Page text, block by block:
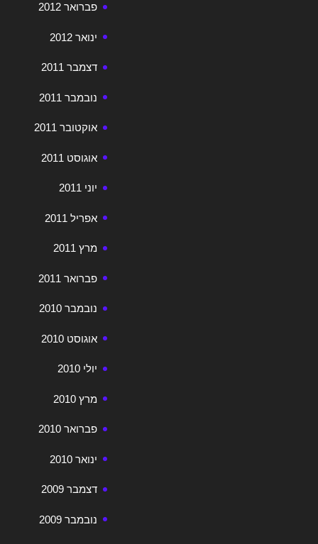
פברואר 2012
ינואר 2012
דצמבר 2011
נובמבר 2011
אוקטובר 2011
אוגוסט 2011
יוני 2011
אפריל 2011
מרץ 2011
פברואר 2011
נובמבר 2010
אוגוסט 2010
יולי 2010
מרץ 2010
פברואר 2010
ינואר 2010
דצמבר 2009
נובמבר 2009